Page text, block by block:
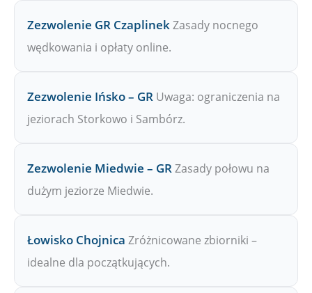
Zezwolenie GR CzaplinekZasady nocnego
wędkowania i opłaty online.
Zezwolenie Ińsko – GR Uwaga: ograniczenia na
jeziorach Storkowo i Sambórz.
Zezwolenie Miedwie – GRZasady połowu na
dużym jeziorze Miedwie.
Łowisko Chojnica Zróżnicowane zbiorniki –
idealne dla początkujących.